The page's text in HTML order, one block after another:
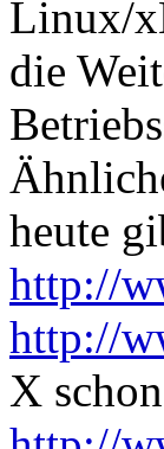
Linux/
die
heute
http://
http://
X